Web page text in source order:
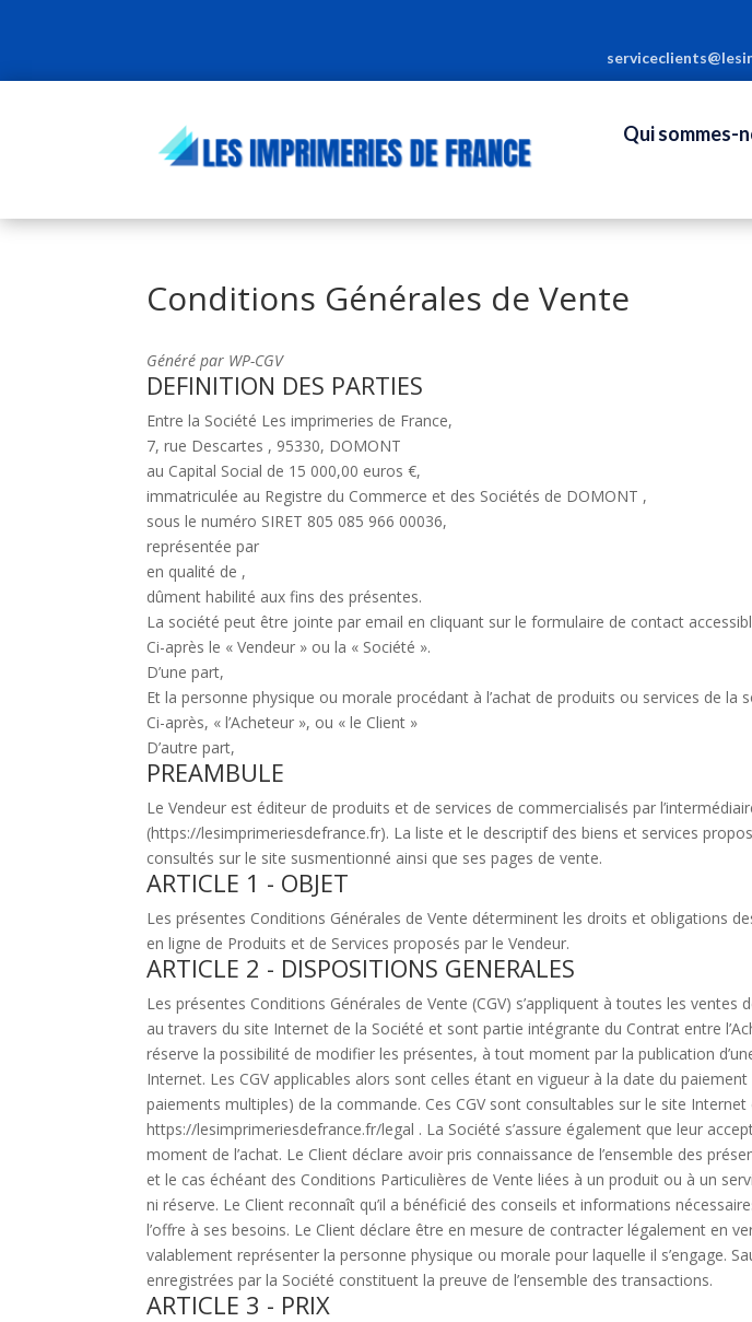
Qui sommes-
Conditions Générales de Vente
Généré par WP-CGV
DEFINITION DES PARTIES
Entre la Société Les imprimeries de France,
7, rue Descartes , 95330, DOMONT
au Capital Social de 15 000,00 euros €,
immatriculée au Registre du Commerce et des Sociétés de DOMONT ,
sous le numéro SIRET 805 085 966 00036,
représentée par
en qualité de ,
dûment habilité aux fins des présentes.
La société peut être jointe par email en cliquant sur le formulaire de contact
Ci-après le « Vendeur » ou la « Société ».
D’une part,
Et la personne physique ou morale procédant à l’achat de produits ou services de la
Ci-après, « l’Acheteur », ou « le Client »
D’autre part,
PREAMBULE
Le Vendeur est éditeur de produits et de services de commercialisés par
(https://lesimprimeriesdefrance.fr). La liste et le descriptif des biens et services
consultés sur le site susmentionné ainsi que ses pages de vente.
ARTICLE 1 - OBJET
Les présentes Conditions Générales de Vente déterminent les droits et obligations
en ligne de Produits et de Services proposés par le Vendeur.
ARTICLE 2 - DISPOSITIONS GENERALES
Les présentes Conditions Générales de Vente (CGV) s’appliquent à toutes les ventes
au travers du site Internet de la Société et sont partie intégrante du Contrat entre
réserve la possibilité de modifier les présentes, à tout moment par la publication
Internet. Les CGV applicables alors sont celles étant en vigueur à la date du
paiements multiples) de la commande. Ces CGV sont consultables sur le site Internet
https://lesimprimeriesdefrance.fr/legal . La Société s’assure également que leur
moment de l’achat. Le Client déclare avoir pris connaissance de l’ensemble des
et le cas échéant des Conditions Particulières de Vente liées à un produit ou à un
ni réserve. Le Client reconnaît qu’il a bénéficié des conseils et informations
l’offre à ses besoins. Le Client déclare être en mesure de contracter légalement en
valablement représenter la personne physique ou morale pour laquelle il s’engage.
enregistrées par la Société constituent la preuve de l’ensemble des transactions.
ARTICLE 3 - PRIX